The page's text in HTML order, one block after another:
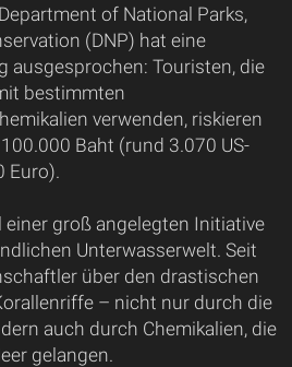
of National Parks,
(DNP) hat eine
ausgesprochen: Touristen, die
bestimmten
verwenden, riskieren
Baht (rund 3.070 US-
Euro).
einer groß angelegten Initiative
Unterwasserwelt. Seit
über den drastischen
– nicht nur durch die
auch durch Chemikalien, die
gelangen.